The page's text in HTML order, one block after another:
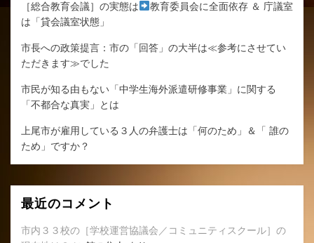
［総合教育会議］の実態は
教育委員会に全面依存 ＆ 庁議室
は「貸会議室状態」
市長への政策提言：市の「回答」の大半は≪参考にさせてい
ただきます≫でした
市民が知る由もない「中学生海外派遣研修事業」に関する
「不都合な真実」とは
上尾市が雇用している３人の弁護士は「何のため」＆「 誰の
ため」ですか？
最近のコメント
市内３３校の［学校運営協議会／コミュニティスクール］の